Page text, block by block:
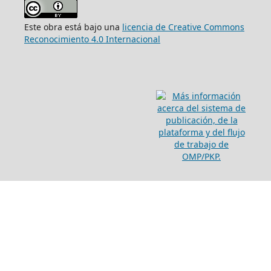
Este obra está bajo una licencia de Creative Commons
Reconocimiento 4.0 Internacional